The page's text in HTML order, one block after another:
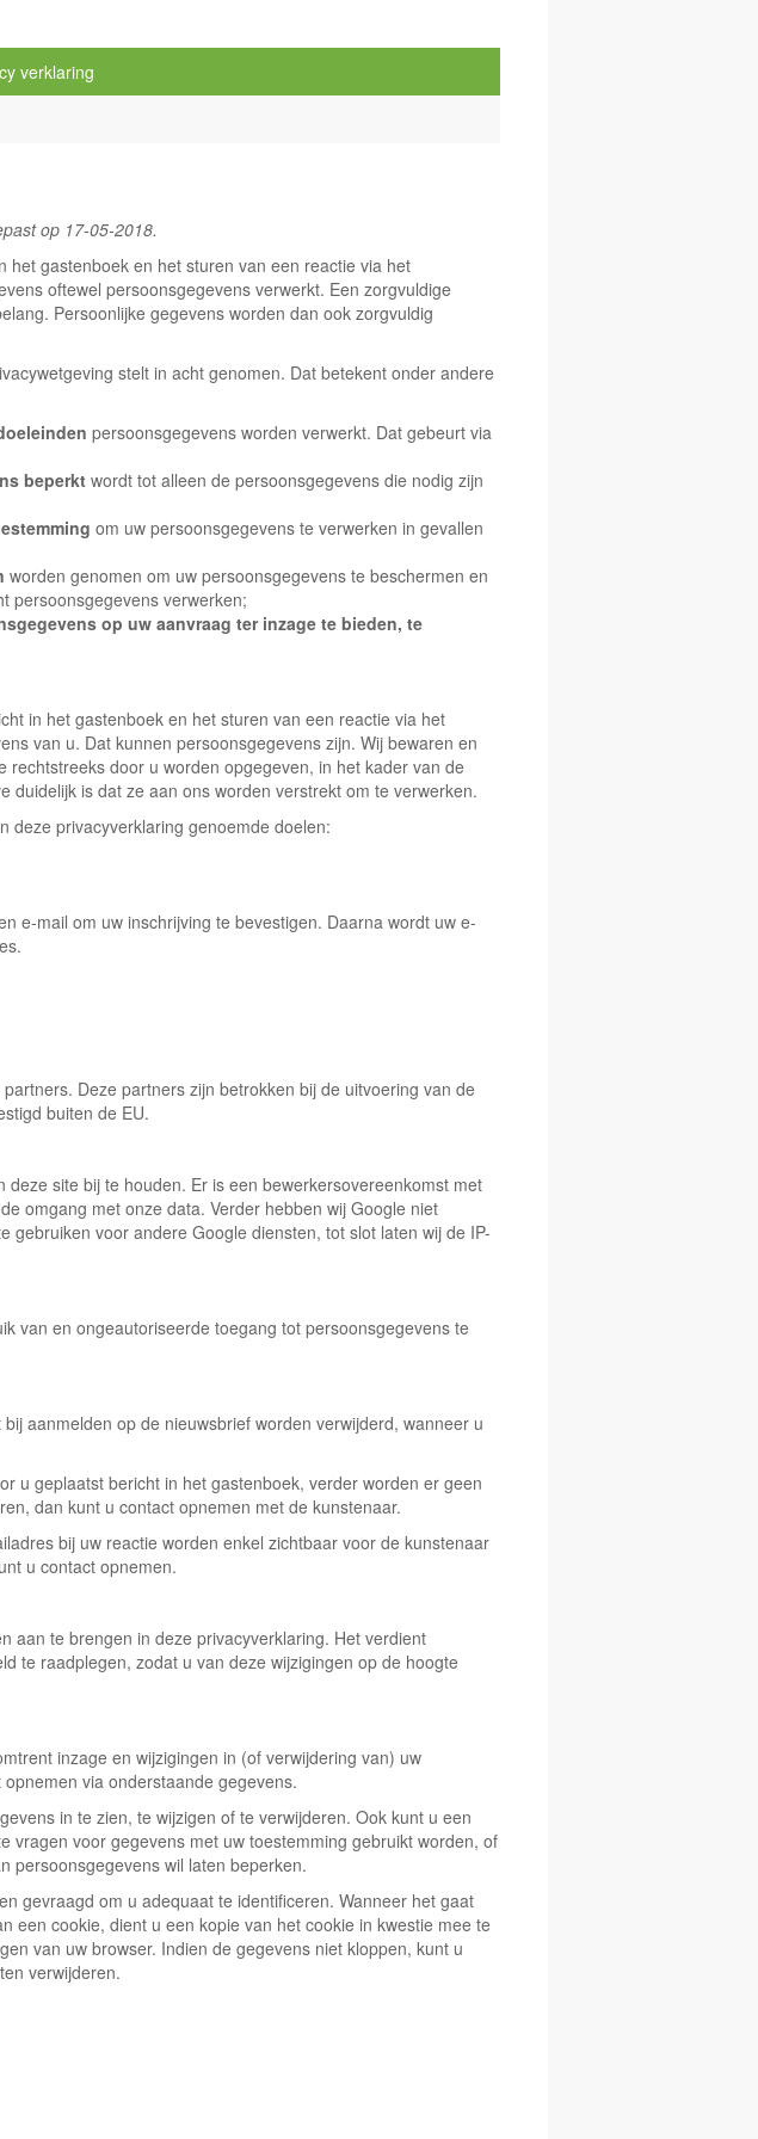
verklaring
op 17-05-2018.
het gastenboek en het sturen van een reactie via het
oftewel persoonsgegevens verwerkt. Een zorgvuldige
Persoonlijke gegevens worden dan ook zorgvuldig
stelt in acht genomen. Dat betekent onder andere
persoonsgegevens worden verwerkt. Dat gebeurt via
beperktwordt tot alleen de persoonsgegevens die nodig zijn
om uw persoonsgegevens te verwerken in gevallen
worden genomen om uw persoonsgegevens te beschermen en
persoonsgegevens verwerken;
op uw aanvraag ter inzage te bieden, te
in het gastenboek en het sturen van een reactie via het
van u. Dat kunnen persoonsgegevens zijn. Wij bewaren en
door u worden opgegeven, in het kader van de
duidelijk is dat ze aan ons worden verstrekt om te verwerken.
deze privacyverklaring genoemde doelen:
e-mail om uw inschrijving te bevestigen. Daarna wordt uw e-
Deze partners zijn betrokken bij de uitvoering van de
buiten de EU.
site bij te houden. Er is een bewerkersovereenkomst met
omgang met onze data. Verder hebben wij Google niet
gebruiken voor andere Google diensten, tot slot laten wij de IP-
van en ongeautoriseerde toegang tot persoonsgegevens te
aanmelden op de nieuwsbrief worden verwijderd, wanneer u
u geplaatst bericht in het gastenboek, verder worden er geen
dan kunt u contact opnemen met de kunstenaar.
bij uw reactie worden enkel zichtbaar voor de kunstenaar
u contact opnemen.
aan te brengen in deze privacyverklaring. Het verdient
te raadplegen, zodat u van deze wijzigingen op de hoogte
inzage en wijzigingen in (of verwijdering van) uw
via onderstaande gegevens.
in te zien, te wijzigen of te verwijderen. Ook kunt u een
vragen voor gegevens met uw toestemming gebruikt worden, of
persoonsgegevens wil laten beperken.
gevraagd om u adequaat te identificeren. Wanneer het gaat
een cookie, dient u een kopie van het cookie in kwestie mee te
van uw browser. Indien de gegevens niet kloppen, kunt u
verwijderen.